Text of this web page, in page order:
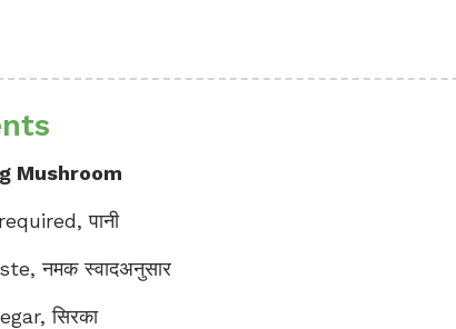
Mushroom
पानी
नमक स्वादअनुसार
सिरका